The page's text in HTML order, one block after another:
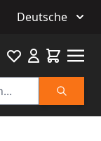
Deutsche
Suche
Favourite